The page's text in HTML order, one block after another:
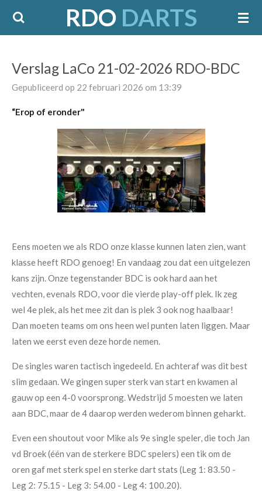
Ga
hoofdinhoud
RDO DARTS
Verslag LaCo 21-02-2026 RDO-BDC
Gepubliceerd op 22 februari 2026 om 13:39
“Erop of eronder"
Eens moeten we als RDO onze klasse kunnen laten zien, want
klasse heeft RDO genoeg! En vandaag zou dat een uitgelezen
kans zijn. Onze tegenstander BDC is ook hard aan het
vechten, evenals RDO, voor die vierde play-off plek. Ik zeg
wel 4e plek, als het mee zit dan is plek 3 ook nog haalbaar!
Dan moeten teams om ons heen wel punten laten liggen. Maar
laten we eerst even deze horde nemen.
De singles waren tactisch ingedeeld. En achteraf was dit best
slim gedaan. We gingen super sterk van start en kwamen al
gauw op een 4-0 voorsprong. Wedstrijd 5 moesten we laten
aan BDC, maar de 4 daarop werden wederom binnen geharkt.
Even een shoutout voor Mike als 9e single speler, die toch Jan
vd Broek (één van de sterkere BDC spelers) een tik om de
oren gaf met sterk spel en sterke dart stats (Leg 1: 83.50 -
Leg 2: 75.15 - Leg 3: 54.00 - Leg 4: 100.20).